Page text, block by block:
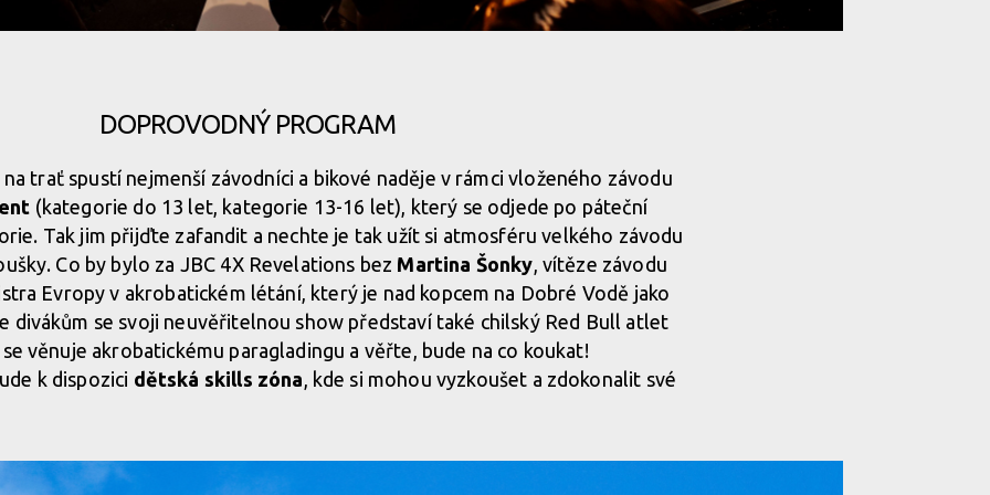
nad Nisou!
nad Nisou!
nad Nisou!
nad Nisou!
DOPROVODNÝ PROGRAM
trať spustí nejmenší závodníci a bikové naděje v rámci vloženého závodu
(kategorie do 13 let, kategorie 13-16 let), který se odjede po páteční
Tak jim přijďte zafandit a nechte je tak užít si atmosféru velkého závodu
Co by bylo za JBC 4X Revelations bez Martina Šonky, vítěze závodu
Evropy v akrobatickém létání, který je nad kopcem na Dobré Vodě jako
divákům se svoji neuvěřitelnou show představí také chilský Red Bull atlet
věnuje akrobatickému paragladingu a věřte, bude na co koukat!
k dispozici dětská skills zóna, kde si mohou vyzkoušet a zdokonalit své